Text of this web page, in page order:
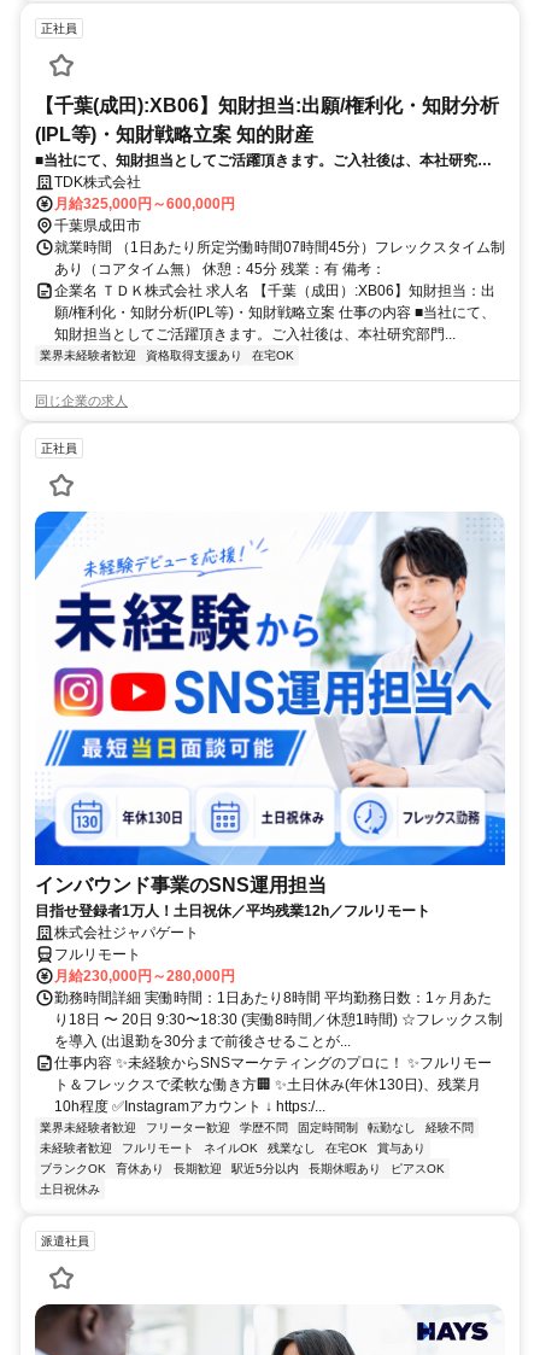
正社員
【千葉(成田):XB06】知財担当:出願/権利化・知財分析
(IPL等)・知財戦略立案 知的財産
■当社にて、知財担当としてご活躍頂きます。ご入社後は、本社研究部
門の出願/権利化、知財分析から業務をお任せし、将来的には知財戦略作
成やマネジメント業務をお任せしたいと思います。
TDK株式会社
月給325,000円～600,000円
千葉県成田市
就業時間 （1日あたり所定労働時間07時間45分）フレックスタイム制
あり（コアタイム無） 休憩：45分 残業：有 備考：
企業名 ＴＤＫ株式会社 求人名 【千葉（成田）:XB06】知財担当：出
願/権利化・知財分析(IPL等)・知財戦略立案 仕事の内容 ■当社にて、
知財担当としてご活躍頂きます。ご入社後は、本社研究部門...
業界未経験者歓迎 資格取得支援あり 在宅OK
同じ企業の求人
正社員
インバウンド事業のSNS運用担当
目指せ登録者1万人！土日祝休／平均残業12h／フルリモート
株式会社ジャパゲート
フルリモート
月給230,000円～280,000円
勤務時間詳細 実働時間：1日あたり8時間 平均勤務日数：1ヶ月あた
り18日 〜 20日 9:30〜18:30 (実働8時間／休憩1時間) ☆フレックス制
を導入 (出退勤を30分まで前後させることが...
仕事内容 ✨未経験からSNSマーケティングのプロに！ ✨フルリモー
ト＆フレックスで柔軟な働き方🏢 ✨土日休み(年休130日)、残業月
10h程度 ✅Instagramアカウント ↓ https:/...
業界未経験者歓迎 フリーター歓迎 学歴不問 固定時間制 転勤なし
経験不問
未経験者歓迎
フルリモート ネイルOK 残業なし 在宅OK
賞与あり
ブランクOK
育休あり 長期歓迎 駅近5分以内 長期休暇あり
ピアスOK
土日祝休み
派遣社員